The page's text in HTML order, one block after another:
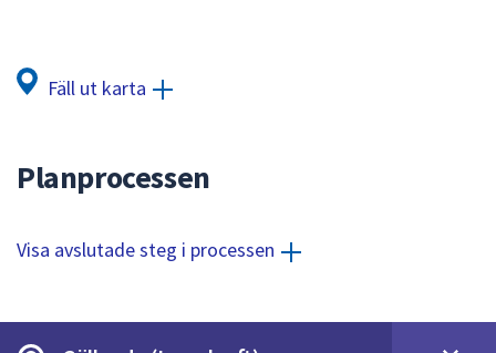
Fäll ut karta
Planprocessen
Visa avslutade steg i processen